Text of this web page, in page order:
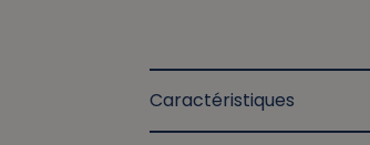
Caractéristiques